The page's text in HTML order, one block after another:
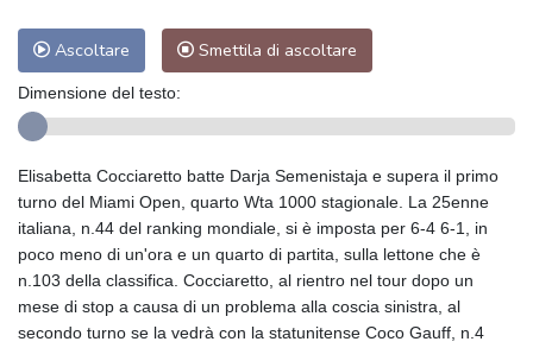
Ascoltare Smettila di ascoltare
Dimensione del testo:
Elisabetta Cocciaretto batte Darja Semenistaja e supera il primo
turno del Miami Open, quarto Wta 1000 stagionale. La 25enne
italiana, n.44 del ranking mondiale, si è imposta per 6-4 6-1, in
poco meno di un'ora e un quarto di partita, sulla lettone che è
n.103 della classifica. Cocciaretto, al rientro nel tour dopo un
mese di stop a causa di un problema alla coscia sinistra, al
secondo turno se la vedrà con la statunitense Coco Gauff, n.4